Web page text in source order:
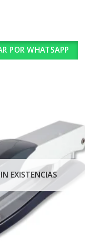
POR WHATSAPP
EXISTENCIAS